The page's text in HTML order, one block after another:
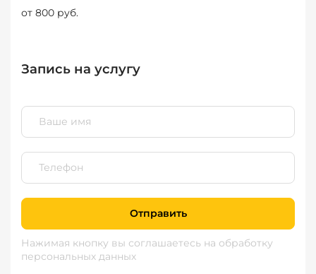
от 800 руб.
Запись на услугу
Отправить
Нажимая кнопку вы соглашаетесь на обработку
персональных данных